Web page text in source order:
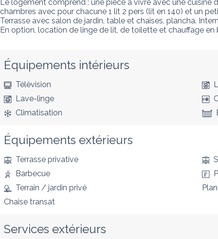
Le logement comprend : une pièce à vivre avec une cuisine
chambres avec pour chacune 1 lit 2 pers (lit en 140) et un
Terrasse avec salon de jardin, table et chaises, plancha.
En option, location de linge de lit, de toilette et chauffage en
Équipements intérieurs
Télévision
Lave-linge
Climatisation
Équipements extérieurs
Terrasse privative
Barbecue
Terrain / jardin privé
Chaise transat
Services extérieurs